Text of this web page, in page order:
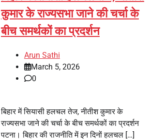
कुमार के राज्यसभा जाने की चर्चा के
बीच समर्थकों का प्रदर्शन
Arun Sathi
March 5, 2026
0
बिहार में सियासी हलचल तेज, नीतीश कुमार के
राज्यसभा जाने की चर्चा के बीच समर्थकों का प्रदर्शन
पटना। बिहार की राजनीति में इन दिनों हलचल […]